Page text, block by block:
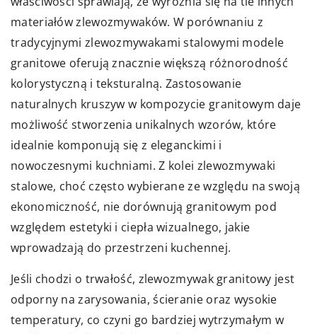
materiałów zlewozmywaków. W porównaniu z
tradycyjnymi zlewozmywakami stalowymi modele
granitowe oferują znacznie większą różnorodność
kolorystyczną i teksturalną. Zastosowanie
naturalnych kruszyw w kompozycie granitowym daje
możliwość stworzenia unikalnych wzorów, które
idealnie komponują się z eleganckimi i
nowoczesnymi kuchniami. Z kolei zlewozmywaki
stalowe, choć często wybierane ze względu na swoją
ekonomiczność, nie dorównują granitowym pod
względem estetyki i ciepła wizualnego, jakie
wprowadzają do przestrzeni kuchennej.
Jeśli chodzi o trwałość, zlewozmywak granitowy jest
odporny na zarysowania, ścieranie oraz wysokie
temperatury, co czyni go bardziej wytrzymałym w